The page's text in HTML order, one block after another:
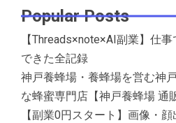
Popular Posts
【Threads×note×AI副業】仕
できた全記録
神戸養蜂場・養蜂場を営む神
な蜂蜜専門店【神戸養蜂場 通
【副業0円スタート】画像・